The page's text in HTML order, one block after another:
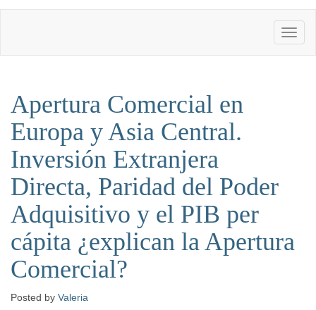
Apertura Comercial en
Europa y Asia Central.
Inversión Extranjera
Directa, Paridad del Poder
Adquisitivo y el PIB per
cápita ¿explican la Apertura
Comercial?
Posted by Valeria